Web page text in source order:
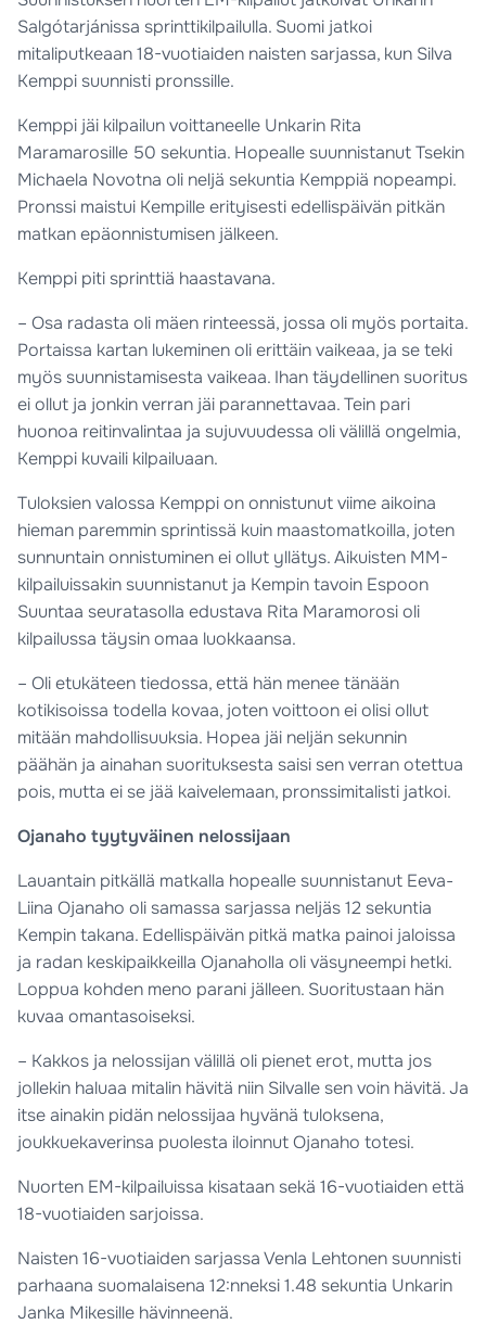
Salgótarjánissa sprinttikilpailulla. Suomi jatkoi
mitaliputkeaan 18-vuotiaiden naisten sarjassa, kun Silva
Kemppi suunnisti pronssille.
Kemppi jäi kilpailun voittaneelle Unkarin Rita
Maramarosille 50 sekuntia. Hopealle suunnistanut Tsekin
Michaela Novotna oli neljä sekuntia Kemppiä nopeampi.
Pronssi maistui Kempille erityisesti edellispäivän pitkän
matkan epäonnistumisen jälkeen.
Kemppi piti sprinttiä haastavana.
– Osa radasta oli mäen rinteessä, jossa oli myös portaita.
Portaissa kartan lukeminen oli erittäin vaikeaa, ja se teki
myös suunnistamisesta vaikeaa. Ihan täydellinen suoritus
ei ollut ja jonkin verran jäi parannettavaa. Tein pari
huonoa reitinvalintaa ja sujuvuudessa oli välillä ongelmia,
Kemppi kuvaili kilpailuaan.
Tuloksien valossa Kemppi on onnistunut viime aikoina
hieman paremmin sprintissä kuin maastomatkoilla, joten
sunnuntain onnistuminen ei ollut yllätys. Aikuisten MM-
kilpailuissakin suunnistanut ja Kempin tavoin Espoon
Suuntaa seuratasolla edustava Rita Maramorosi oli
kilpailussa täysin omaa luokkaansa.
– Oli etukäteen tiedossa, että hän menee tänään
kotikisoissa todella kovaa, joten voittoon ei olisi ollut
mitään mahdollisuuksia. Hopea jäi neljän sekunnin
päähän ja ainahan suorituksesta saisi sen verran otettua
pois, mutta ei se jää kaivelemaan, pronssimitalisti jatkoi.
Ojanaho tyytyväinen nelossijaan
Lauantain pitkällä matkalla hopealle suunnistanut Eeva-
Liina Ojanaho oli samassa sarjassa neljäs 12 sekuntia
Kempin takana. Edellispäivän pitkä matka painoi jaloissa
ja radan keskipaikkeilla Ojanaholla oli väsyneempi hetki.
Loppua kohden meno parani jälleen. Suoritustaan hän
kuvaa omantasoiseksi.
– Kakkos ja nelossijan välillä oli pienet erot, mutta jos
jollekin haluaa mitalin hävitä niin Silvalle sen voin hävitä. Ja
itse ainakin pidän nelossijaa hyvänä tuloksena,
joukkuekaverinsa puolesta iloinnut Ojanaho totesi.
Nuorten EM-kilpailuissa kisataan sekä 16-vuotiaiden että
18-vuotiaiden sarjoissa.
Naisten 16-vuotiaiden sarjassa Venla Lehtonen suunnisti
parhaana suomalaisena 12:nneksi 1.48 sekuntia Unkarin
Janka Mikesille hävinneenä.